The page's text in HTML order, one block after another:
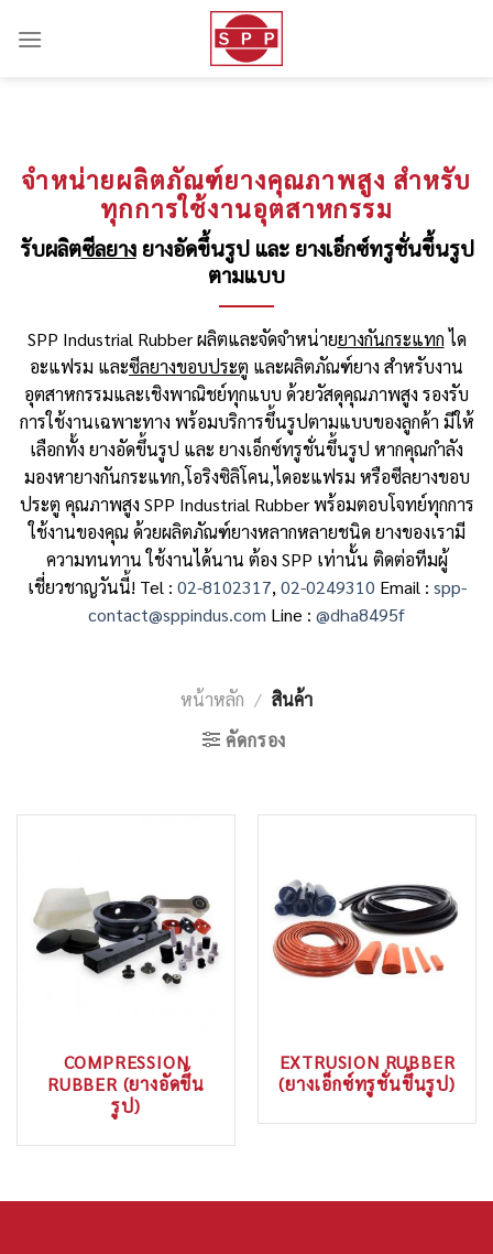
จำหน่ายผลิตภัณฑ์ยางคุณภาพสูง สำหรับ
ทุกการใช้งานอุตสาหกรรม
รับผลิตซีลยางยางอัดขึ้นรูป และ ยางเอ็กซ์ทรูชั่นขึ้นรูป
ตามแบบ
SPP Industrial Rubber ผลิตและจัดจำหน่ายยางกันกระแทก ได
อะแฟรม และซีลยางขอบประตู และผลิตภัณฑ์ยาง สำหรับงาน
อุตสาหกรรมและเชิงพาณิชย์ทุกแบบ ด้วยวัสดุคุณภาพสูง รองรับ
การใช้งานเฉพาะทาง พร้อมบริการขึ้นรูปตามแบบของลูกค้า มีให้
เลือกทั้ง ยางอัดขึ้นรูป และ ยางเอ็กซ์ทรูชั่นขึ้นรูป หากคุณกำลัง
มองหายางกันกระแทก,โอริงซิลิโคน,ไดอะแฟรม หรือซีลยางขอบ
ประตู คุณภาพสูง SPP Industrial Rubber พร้อมตอบโจทย์ทุกการ
ใช้งานของคุณ ด้วยผลิตภัณฑ์ยางหลากหลายชนิด ยางของเรามี
ความทนทาน ใช้งานได้นาน ต้อง SPP เท่านั้น ติดต่อทีมผู้
เชี่ยวชาญวันนี้! Tel : 02-8102317, 02-0249310 Email : spp-
contact@sppindus.com Line : @dha8495f
หน้าหลัก / สินค้า
คัดกรอง
COMPRESSION
RUBBER (ยางอัดขึ้น
รูป)
EXTRUSION RUBBER
(ยางเอ็กซ์ทรูชั่นขึ้นรูป)